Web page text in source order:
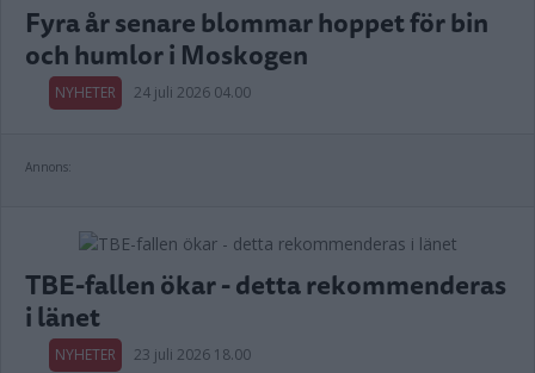
Fyra år senare blommar hoppet för bin
och humlor i Moskogen
NYHETER 24 juli 2026 04.00
Annons:
TBE-fallen ökar - detta rekommenderas
i länet
NYHETER 23 juli 2026 18.00